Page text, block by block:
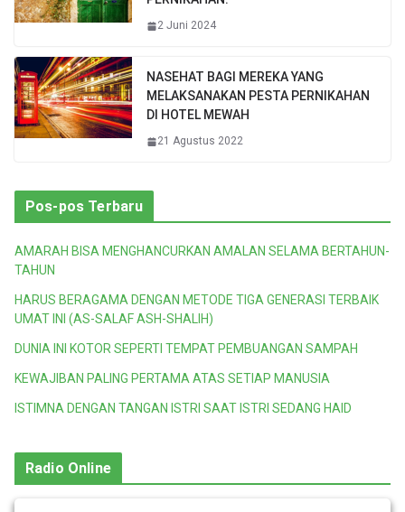
2 Juni 2024
NASEHAT BAGI MEREKA YANG
MELAKSANAKAN PESTA PERNIKAHAN
DI HOTEL MEWAH
21 Agustus 2022
Pos-pos Terbaru
AMARAH BISA MENGHANCURKAN AMALAN SELAMA BERTAHUN-
TAHUN
HARUS BERAGAMA DENGAN METODE TIGA GENERASI TERBAIK
UMAT INI (AS-SALAF ASH-SHALIH)
DUNIA INI KOTOR SEPERTI TEMPAT PEMBUANGAN SAMPAH
KEWAJIBAN PALING PERTAMA ATAS SETIAP MANUSIA
ISTIMNA DENGAN TANGAN ISTRI SAAT ISTRI SEDANG HAID
Radio Online